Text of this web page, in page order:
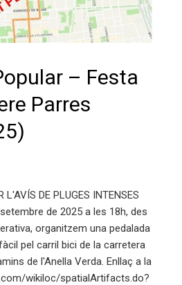
– Festa
Parres
L'AVÍS DE PLUGES INTENSES
de 2025 a les 18h, des
organitzem una pedalada
pel carril bici de la carretera
de l'Anella Verda. Enllaç a la
wikiloc/spatialArtifacts.do?